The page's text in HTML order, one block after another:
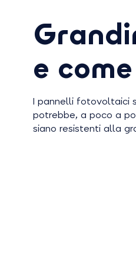
e
I pannelli fotovoltaici
potrebbe, a poco a
siano resistenti alla